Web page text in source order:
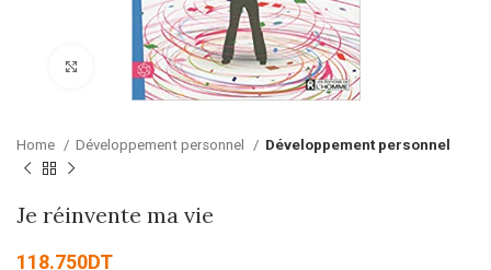
Click to enlarge
Home Développement personnel Développement personnel
Je réinvente ma vie
118.750DT